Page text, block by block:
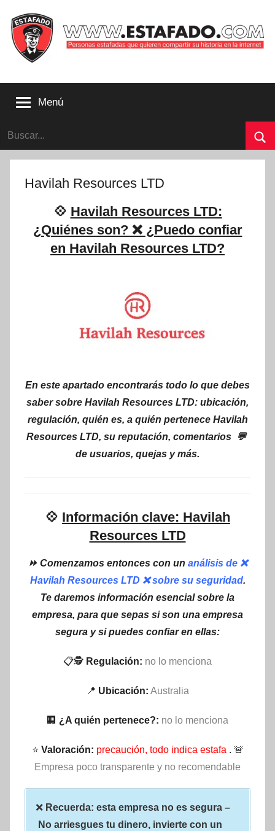
contenido
que
compartir
su
Estafado.com
Menú
Buscar:
Havilah Resources LTD
💠 Havilah Resources LTD:
¿Quiénes son? ❌ ¿Puedo confiar
en Havilah Resources LTD?
En este apartado encontrarás todo lo que debes
saber sobre Havilah Resources LTD: ubicación,
regulación, quién es, a quién pertenece Havilah
Resources LTD, su reputación, comentarios 💬
de usuarios, quejas y más.
💠 Información clave: Havilah
Resources LTD
⏩ Comenzamos entonces con un análisis de ❌
Havilah Resources LTD ❌ sobre su seguridad.
Te daremos información esencial sobre la
empresa, para que sepas si son una empresa
segura y si puedes confiar en ellas:
📋🕵 Regulación: no lo menciona
📍 Ubicación: Australia
🏢 ¿A quién pertenece?: no lo menciona
⭐ Valoración: precaución, todo indica estafa . 🚨
Empresa poco transparente y no recomendable
❌ Recuerda: esta empresa no es segura –
No arriesgues tu dinero, invierte con un